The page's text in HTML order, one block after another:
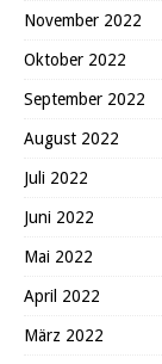
November 2022
Oktober 2022
September 2022
August 2022
Juli 2022
Juni 2022
Mai 2022
April 2022
März 2022